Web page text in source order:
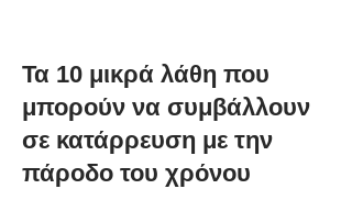
Τα 10 μικρά λάθη που
μπορούν να συμβάλλουν
σε κατάρρευση με την
πάροδο του χρόνου